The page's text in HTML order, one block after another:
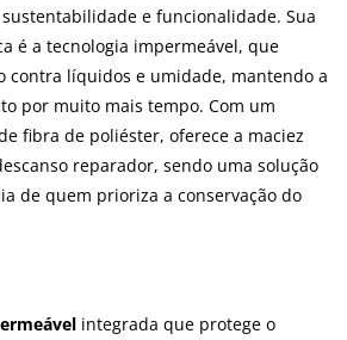
e funcionalidade. Sua
é a tecnologia impermeável, que
contra líquidos e umidade, mantendo a
por muito mais tempo. Com um
fibra de poliéster, oferece a maciez
reparador, sendo uma solução
de quem prioriza a conservação do
integrada que protege o